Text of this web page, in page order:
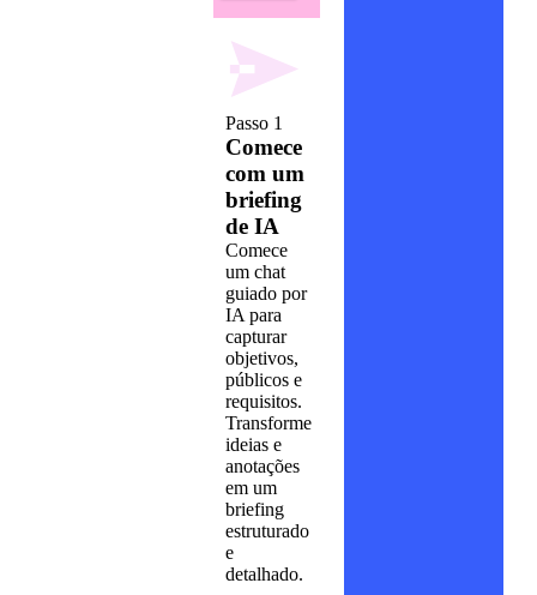
Passo 1
Comece
com um
briefing
de IA
Comece
um chat
guiado por
IA para
capturar
objetivos,
públicos e
requisitos.
Transforme
ideias e
anotações
em um
briefing
estruturado
e
detalhado.